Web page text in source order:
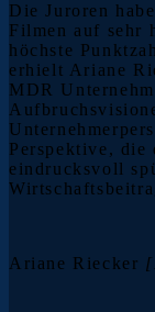
Die Juroren
Filmen auf sehr
höchste
erhielt Ariane
MDR
Perspektive, die
eindrucksvoll
Ariane Riecker